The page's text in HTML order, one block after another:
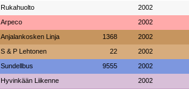
Rukahuolto 2002
Arpeco 2002
Anjalankosken Linja 1368 2002
S & P Lehtonen 22 2002
Sundellbus 9555 2002
Hyvinkään Liikenne 2002